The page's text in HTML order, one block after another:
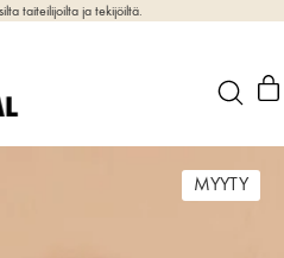
taiteilijoilta ja tekijöiltä.
MYYTY